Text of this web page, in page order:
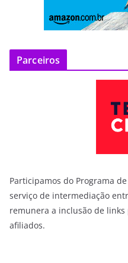
Parceiros
Participamos do Programa
serviço de intermediação
remunera a inclusão de links
afiliados.